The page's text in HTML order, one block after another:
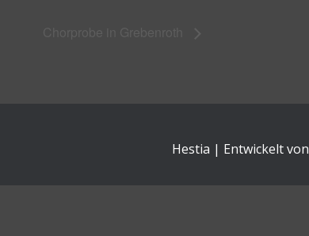
Hestia | Entwickelt von